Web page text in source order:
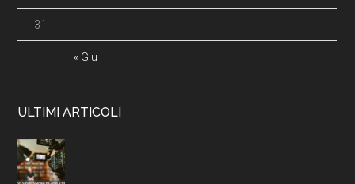
« Giu
31
ULTIMI ARTICOLI